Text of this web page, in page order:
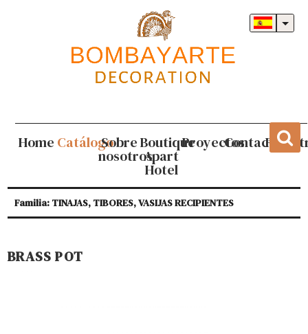
Home CatálogoSobre
nosotros
Boutique
Apart
Hotel
ProyectosContacto
Familia: TINAJAS, TIBORES, VASIJAS RECIPIENTES
BRASS POT